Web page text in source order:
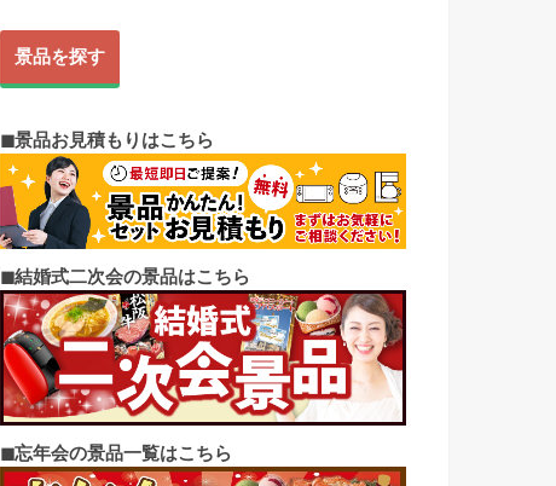
景品を探す
◼︎景品お見積もりはこちら
◼︎結婚式二次会の景品はこちら
◼︎忘年会の景品一覧はこちら